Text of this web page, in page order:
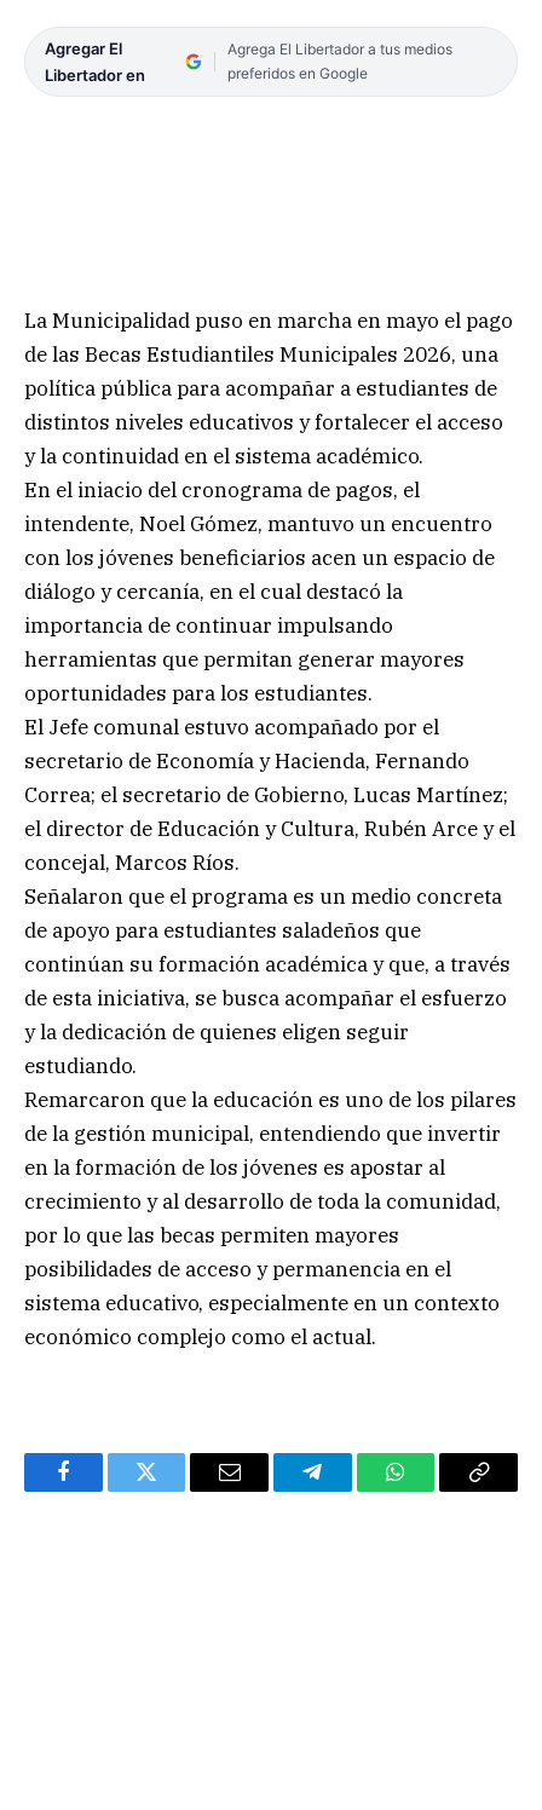
Agregar El
Libertador en
Agrega El Libertador a tus medios
preferidos en Google
La Municipalidad puso en marcha en mayo el pago
de las Becas Estudiantiles Municipales 2026, una
política pública para acompañar a estudiantes de
distintos niveles educativos y fortalecer el acceso
y la continuidad en el sistema académico.
En el iniacio del cronograma de pagos, el
intendente, Noel Gómez, mantuvo un encuentro
con los jóvenes beneficiarios acen un espacio de
diálogo y cercanía, en el cual destacó la
importancia de continuar impulsando
herramientas que permitan generar mayores
oportunidades para los estudiantes.
El Jefe comunal estuvo acompañado por el
secretario de Economía y Hacienda, Fernando
Correa; el secretario de Gobierno, Lucas Martínez;
el director de Educación y Cultura, Rubén Arce y el
concejal, Marcos Ríos.
Señalaron que el programa es un medio concreta
de apoyo para estudiantes saladeños que
continúan su formación académica y que, a través
de esta iniciativa, se busca acompañar el esfuerzo
y la dedicación de quienes eligen seguir
estudiando.
Remarcaron que la educación es uno de los pilares
de la gestión municipal, entendiendo que invertir
en la formación de los jóvenes es apostar al
crecimiento y al desarrollo de toda la comunidad,
por lo que las becas permiten mayores
posibilidades de acceso y permanencia en el
sistema educativo, especialmente en un contexto
económico complejo como el actual.
FacebookTwitter Email TelegramWhatsAppCopy